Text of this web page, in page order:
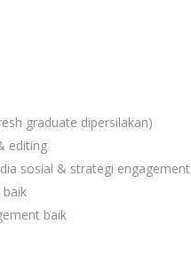
graduate dipersilakan)
editing
sosial & strategi engagement
baik